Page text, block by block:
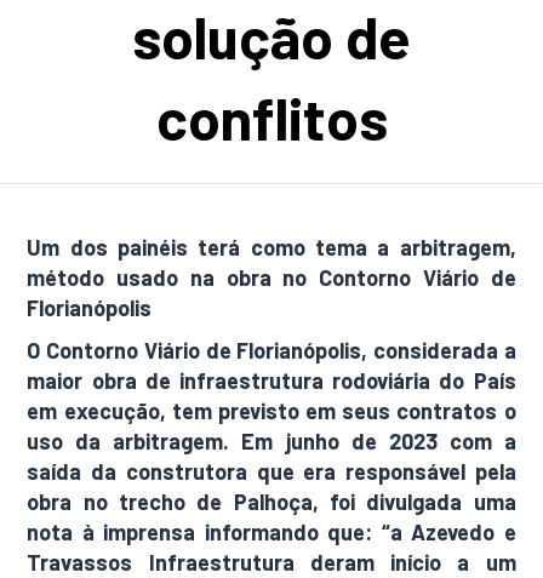
solução de
conflitos
Um dos painéis terá como tema a arbitragem,
método usado na obra no Contorno Viário de
Florianópolis
O Contorno Viário de Florianópolis, considerada a
maior obra de infraestrutura rodoviária do País
em execução, tem previsto em seus contratos o
uso da arbitragem. Em junho de 2023 com a
saída da construtora que era responsável pela
obra no trecho de Palhoça, foi divulgada uma
nota à imprensa informando que: “a Azevedo e
Travassos Infraestrutura deram início a um